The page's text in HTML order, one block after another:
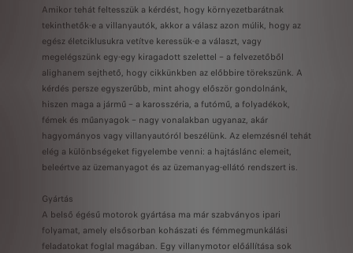
Amikor tehát feltesszük a kérdést, hogy környezetbarátnak
tekinthetők-e a villanyautók, akkor a válasz azon múlik, hogy az
egész életciklusukra vetítve keressük-e a választ, vagy
megelégszünk egy-egy kiragadott szelettel – a felvezetőből
alighanem sejthető, hogy cikkünkben az előbbire törekszünk. A
kérdés persze egyszerűbb, mint ahogy először gondolnánk,
hiszen maga a jármű – a karosszéria, a futómű, a folyadékok,
fémek és műanyagok – nagy vonalakban ugyanaz, akár
hagyományos vagy villanyautóról beszélünk. Az elemzésnél tehát
elég a különbségeket figyelembe venni: a hajtáslánc elemeit,
beleértve az üzemanyagot és az üzemanyag-ellátó rendszert is.
Gyártás
A belső égésű motorok gyártása ma már szabványos ipari
folyamat, amely elsősorban kohászati és fémmegmunkálási
feladatokat foglal magában. Egy villanymotor előállítása sok